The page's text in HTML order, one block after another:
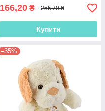
166,20 ₴ 255,70 ₴
Купити
–35%